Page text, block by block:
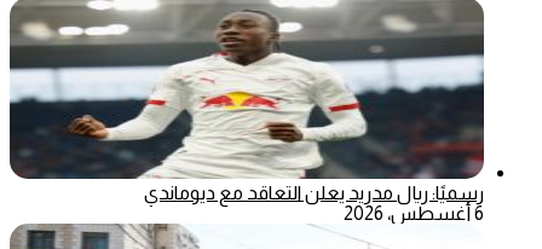
رسميًا: ريال مدريد يعلن التعاقد مع ديوماندي
6 أغسطس، 2026